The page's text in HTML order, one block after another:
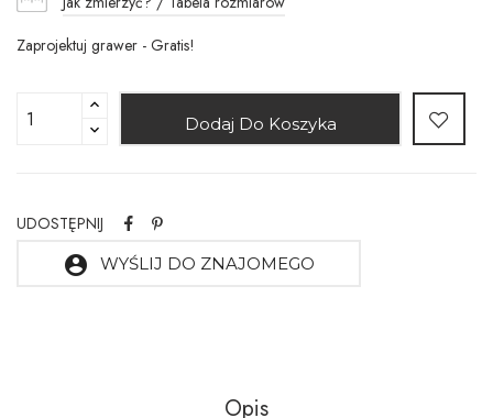
Zaprojektuj grawer - Gratis!
Dodaj Do Koszyka
UDOSTĘPNIJ
account_circle WYŚLIJ DO ZNAJOMEGO
Opis